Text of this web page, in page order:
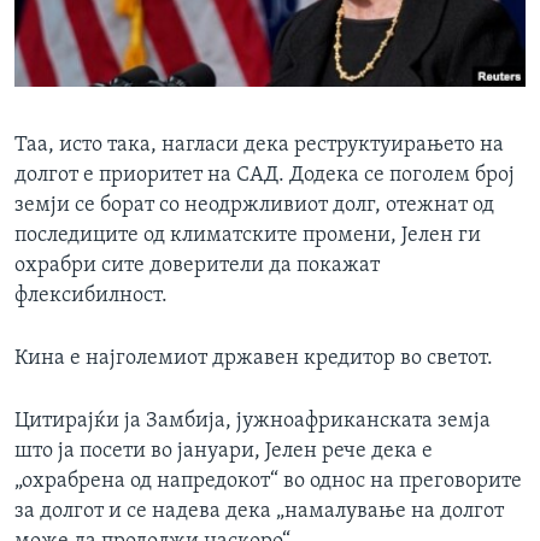
Таа, исто така, нагласи дека реструктуирањето на
долгот е приоритет на САД. Додека се поголем број
земји се борат со неодржливиот долг, отежнат од
последиците од климатските промени, Јелен ги
охрабри сите доверители да покажат
флексибилност.
Кина е најголемиот државен кредитор во светот.
Цитирајќи ја Замбија, јужноафриканската земја
што ја посети во јануари, Јелен рече дека е
„охрабрена од напредокот“ во однос на преговорите
за долгот и се надева дека „намалување на долгот